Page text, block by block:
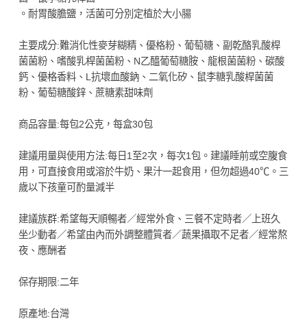
。耐胃酸膽鹽，活菌可分別定植於大小腸
主要成分:難消化性麥芽糊精、優格粉、葡萄糖、副乾酪乳酸桿
菌菌粉、嗜酸乳桿菌菌粉、N乙醯葡萄糖胺、龍根菌菌粉、碳酸
鈣、優格香料、L抗壞血酸鈉、二氧化矽、鼠李糖乳酸桿菌菌
粉、葡萄糖酸鋅、蔗糖素甜味劑
商品容量:每包2公克，每盒30包
建議用量與使用方法:每日1至2次，每次1包。建議睡前或空腹食
用，可直接食用或溶於牛奶、果汁一起食用，但勿超過40℃。三
歲以下孩童可酌量減半
建議族群:希望每天順暢者／經常外食、三餐不定時者／上班久
坐少動者／希望由內而外調整體質者／蔬果攝取不足者／經常熬
夜、應酬者
保存期限:二年
原產地:台灣